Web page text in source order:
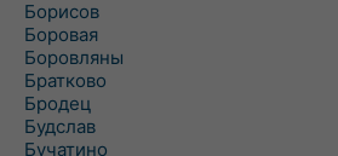
Борисов
Боровая
Боровляны
Братково
Бродец
Будслав
Бучатино